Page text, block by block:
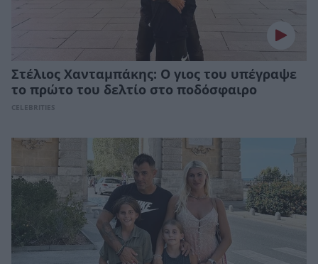
Στέλιος Χανταμπάκης: Ο γιος του υπέγραψε
το πρώτο του δελτίο στο ποδόσφαιρο
CELEBRITIES